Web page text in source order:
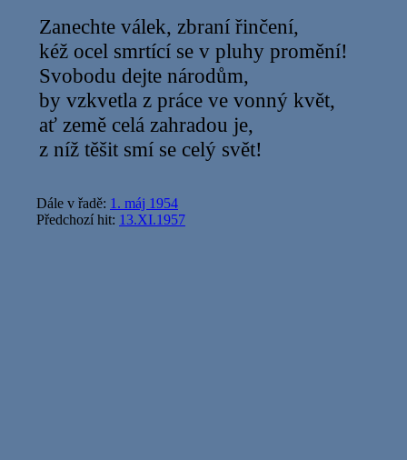
Zanechte válek, zbraní řinčení,
kéž ocel smrtící se v pluhy promění!
Svobodu dejte národům,
by vzkvetla z práce ve vonný květ,
ať země celá zahradou je,
z níž těšit smí se celý svět!
Dále v řadě: 1. máj 1954
Předchozí hit: 13.XI.1957